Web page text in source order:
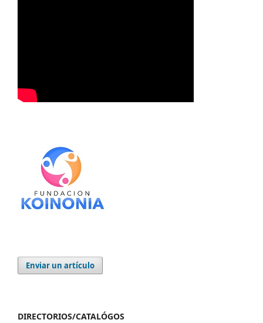
Enviar un artículo
DIRECTORIOS/CATALÓGOS